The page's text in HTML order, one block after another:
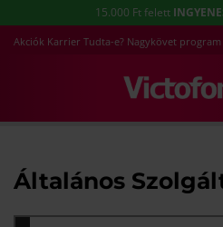
15.000 Ft felett
Akciók Karrier Tudta-e? Nagykövet program
Általános